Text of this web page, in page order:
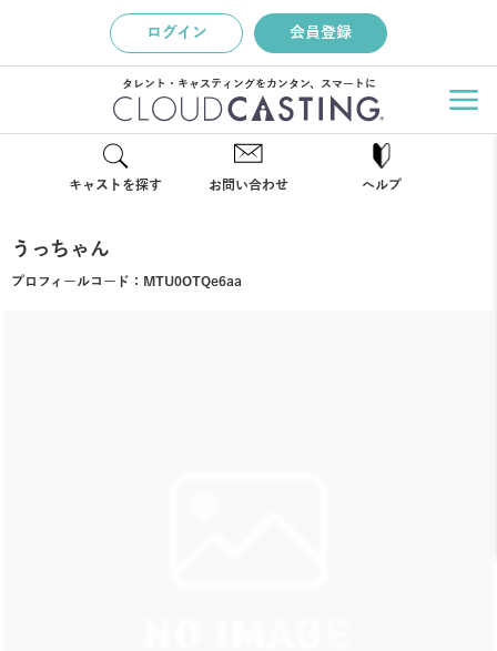
ログイン 会員登録
タレント・キャスティングをカンタン、スマートに
キャストを探す お問い合わせ ヘルプ
うっちゃん
プロフィールコード： MTU0OTQe6aa